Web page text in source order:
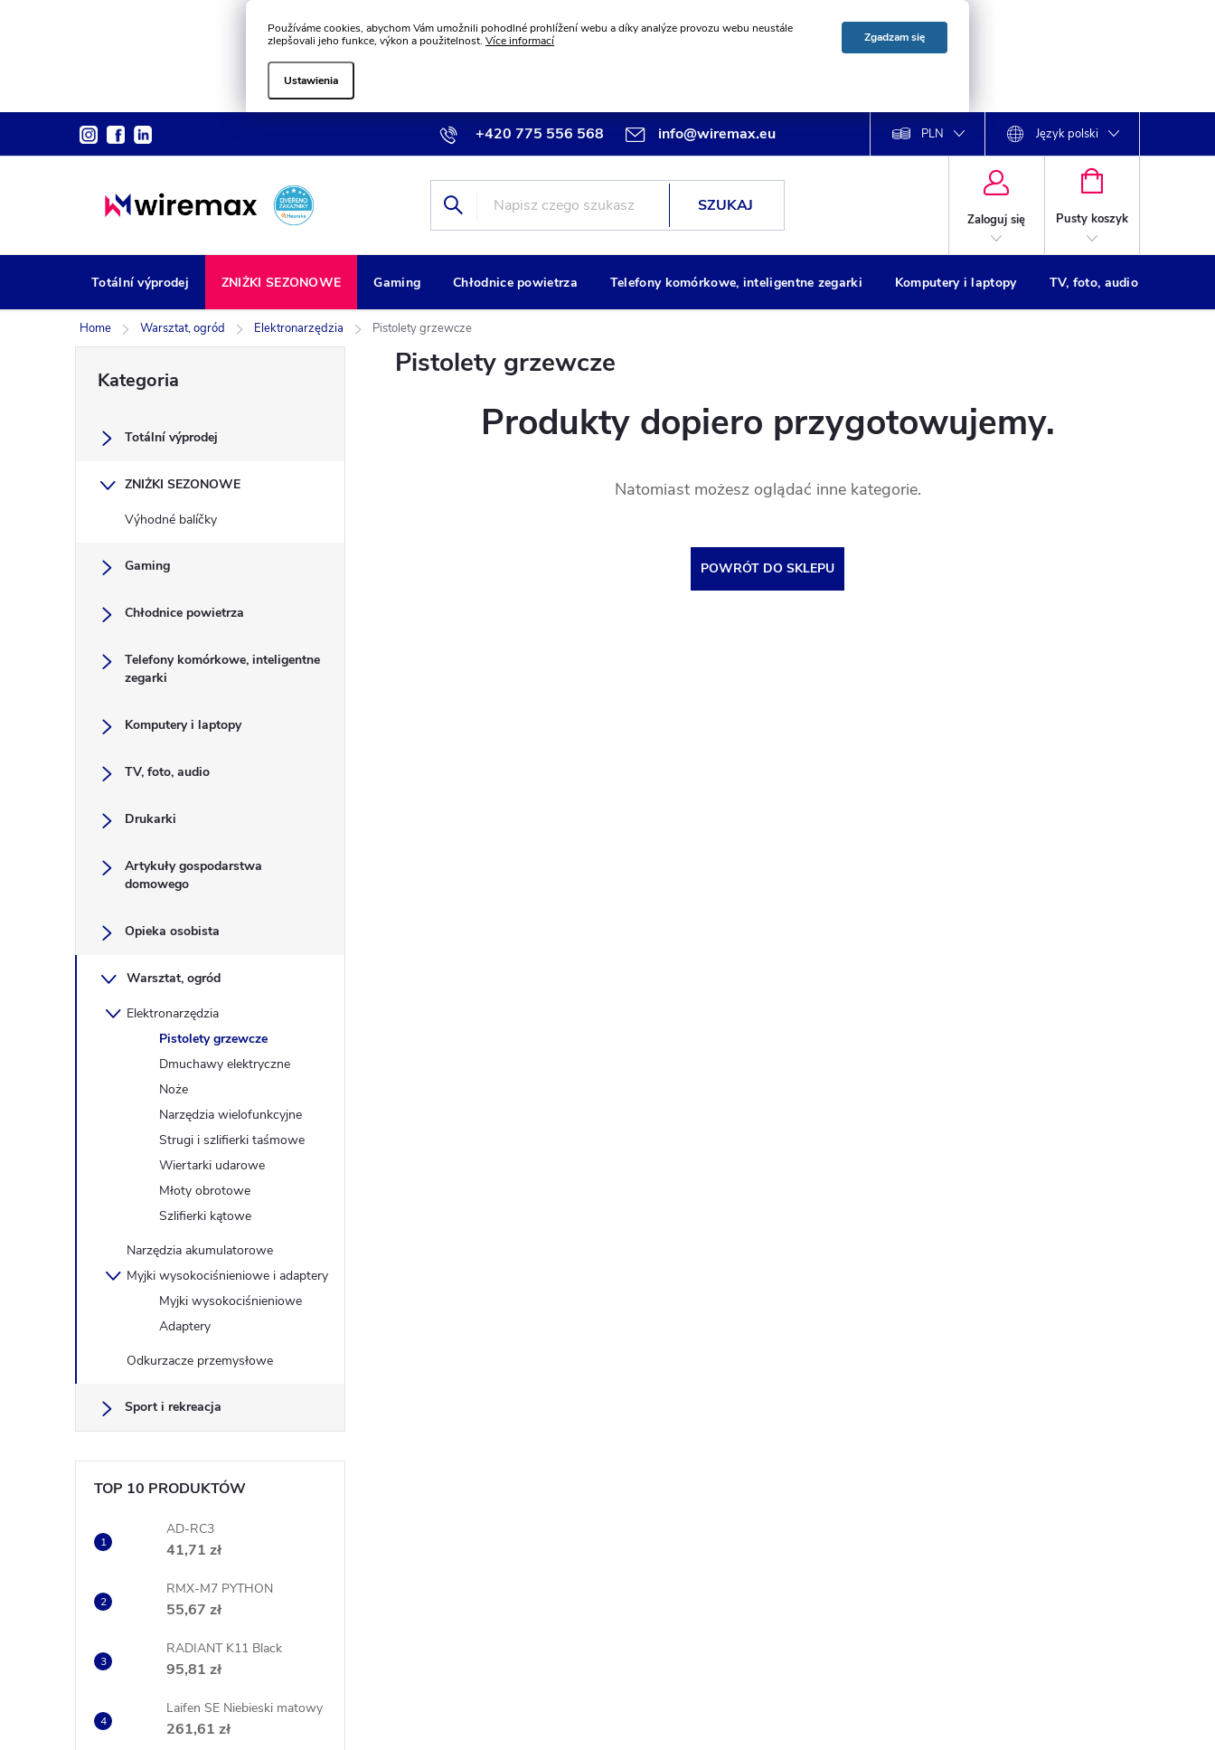
Používáme cookies, abychom Vám umožnili pohodlné prohlížení webu a díky analýze provozu webu neustále
zlepšovali jeho funkce, výkon a použitelnost. Více informací
Ustawienia
Zgadzam się
+420 775 556 568 info@wiremax.eu PLN Język polski
SZUKAJ
Zaloguj się
KOSZYK
Pusty koszyk
Totální výprodej ZNIŻKI SEZONOWE Gaming Chłodnice powietrza Telefony komórkowe, inteligentne zegarki Komputery i laptopy TV, foto, audio
Home Warsztat, ogród Elektronarzędzia Pistolety grzewcze
kategorie
Kategoria
Totální výprodej
ZNIŻKI SEZONOWE
Výhodné balíčky
Gaming
Chłodnice powietrza
Telefony komórkowe, inteligentne
zegarki
Komputery i laptopy
TV, foto, audio
Drukarki
Artykuły gospodarstwa
domowego
Opieka osobista
Warsztat, ogród
Elektronarzędzia
Pistolety grzewcze
Dmuchawy elektryczne
Noże
Narzędzia wielofunkcyjne
Strugi i szlifierki taśmowe
Wiertarki udarowe
Młoty obrotowe
Szlifierki kątowe
Narzędzia akumulatorowe
Myjki wysokociśnieniowe i adaptery
Myjki wysokociśnieniowe
Adaptery
Odkurzacze przemysłowe
Sport i rekreacja
TOP 10 PRODUKTÓW
AD-RC3
41,71 zł
RMX-M7 PYTHON
55,67 zł
RADIANT K11 Black
95,81 zł
Laifen SE Niebieski matowy
261,61 zł
Pistolety grzewcze
Produkty dopiero przygotowujemy.
Natomiast możesz oglądać inne kategorie.
POWRÓT DO SKLEPU